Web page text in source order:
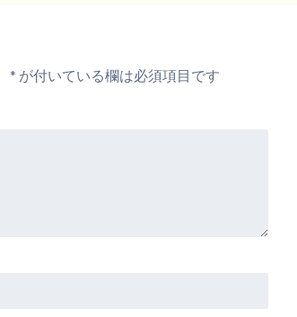
* が付いている欄は必須項目です